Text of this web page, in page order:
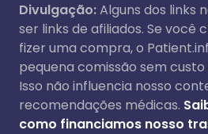
Divulgação:Alguns dos links
ser links de afiliados. Se você
fizer uma compra, o
pequena comissão sem
Isso não influencia nosso
recomendações médicas.
como financiamos nosso